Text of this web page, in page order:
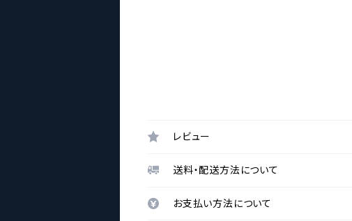
レビュー
送料・配送方法について
お支払い方法について